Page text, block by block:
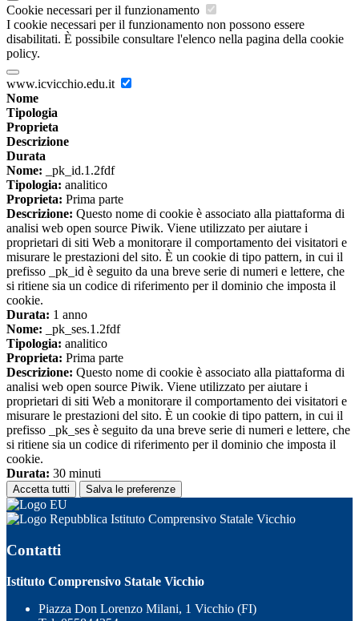
Cookie necessari per il funzionamento
I cookie necessari per il funzionamento non possono essere
disabilitati. È possibile consultare l'elenco nella pagina della cookie
policy.
www.icvicchio.edu.it
Nome
Tipologia
Proprieta
Descrizione
Durata
Nome: _pk_id.1.2fdf
Tipologia: analitico
Proprieta: Prima parte
Descrizione: Questo nome di cookie è associato alla piattaforma di
analisi web open source Piwik. Viene utilizzato per aiutare i
proprietari di siti Web a monitorare il comportamento dei visitatori e
misurare le prestazioni del sito. È un cookie di tipo pattern, in cui il
prefisso _pk_id è seguito da una breve serie di numeri e lettere, che
si ritiene sia un codice di riferimento per il dominio che imposta il
cookie.
Durata: 1 anno
Nome: _pk_ses.1.2fdf
Tipologia: analitico
Proprieta: Prima parte
Descrizione: Questo nome di cookie è associato alla piattaforma di
analisi web open source Piwik. Viene utilizzato per aiutare i
proprietari di siti Web a monitorare il comportamento dei visitatori e
misurare le prestazioni del sito. È un cookie di tipo pattern, in cui il
prefisso _pk_ses è seguito da una breve serie di numeri e lettere, che
si ritiene sia un codice di riferimento per il dominio che imposta il
cookie.
Durata: 30 minuti
Accetta tutti Salva le preferenze
Istituto Comprensivo Statale Vicchio
Contatti
Istituto Comprensivo Statale Vicchio
Piazza Don Lorenzo Milani, 1 Vicchio (FI)